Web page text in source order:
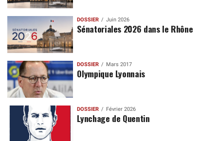
DOSSIER Juin 2026
Sénatoriales 2026 dans le Rhône
DOSSIER Mars 2017
Olympique Lyonnais
DOSSIER Février 2026
Lynchage de Quentin